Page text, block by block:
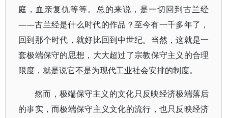
庭，血亲复仇等等。总的来说，是一切回到古兰经
——古兰经是什么时代的作品？至今有一千多年了，
回到那个时代，就好比回到中世纪。当然，这就是一
套极端保守的思想，大大超过了宗教保守主义的合理
限度，就是说它不是为现代工业社会安排的制度。
然而，极端保守主义的文化只反映经济极端落后
的事实，而极端保守主义文化的流行，也只反映经济